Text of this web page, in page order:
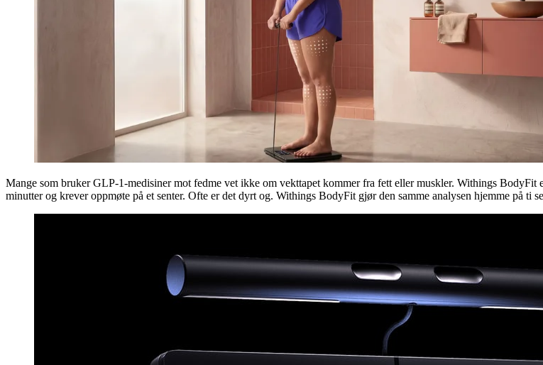
Mange som bruker GLP-1-medisiner mot fedme vet ikke om vekttapet kommer fra fett eller muskler. Withings
minutter og krever oppmøte på et senter. Ofte er det dyrt og. Withings BodyFit gjør den samme analysen hjemme på ti